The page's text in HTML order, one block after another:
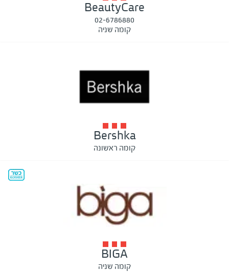
BeautyCare
02-6786880
קומה שניה
Bershka
קומה ראשונה
BIGA
קומה שניה